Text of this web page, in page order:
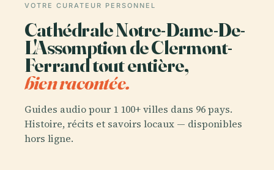
VOTRE CURATEUR PERSONNEL
Cathédrale Notre-Dame-De-
L'Assomption de Clermont-
Ferrand tout entière,
bien racontée.
Guides audio pour 1 100+ villes dans 96 pays.
Histoire, récits et savoirs locaux — disponibles
hors ligne.